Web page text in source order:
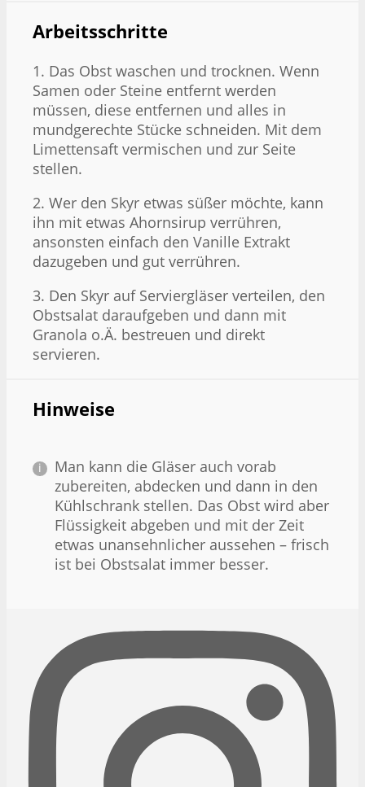
Arbeitsschritte
1. Das Obst waschen und trocknen. Wenn
Samen oder Steine entfernt werden
müssen, diese entfernen und alles in
mundgerechte Stücke schneiden. Mit dem
Limettensaft vermischen und zur Seite
stellen.
2. Wer den Skyr etwas süßer möchte, kann
ihn mit etwas Ahornsirup verrühren,
ansonsten einfach den Vanille Extrakt
dazugeben und gut verrühren.
3. Den Skyr auf Serviergläser verteilen, den
Obstsalat daraufgeben und dann mit
Granola o.Ä. bestreuen und direkt
servieren.
Hinweise
Man kann die Gläser auch vorab
zubereiten, abdecken und dann in den
Kühlschrank stellen. Das Obst wird aber
Flüssigkeit abgeben und mit der Zeit
etwas unansehnlicher aussehen – frisch
ist bei Obstsalat immer besser.